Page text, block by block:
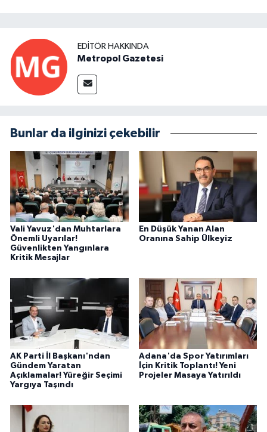
EDITÖR HAKKINDA
Metropol Gazetesi
Bunlar da ilginizi çekebilir
Vali Yavuz'dan Muhtarlara
Önemli Uyarılar!
Güvenlikten Yangınlara
Kritik Mesajlar
En Düşük Yanan Alan
Oranına Sahip Ülkeyiz
AK Parti İl Başkanı'ndan
Gündem Yaratan
Açıklamalar! Yüreğir Seçimi
Yargıya Taşındı
Adana'da Spor Yatırımları
İçin Kritik Toplantı! Yeni
Projeler Masaya Yatırıldı